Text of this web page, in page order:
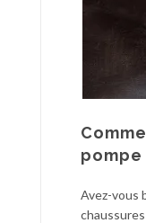
pompe
Avez-vous